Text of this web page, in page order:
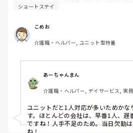
ショートステイ
こめお
介護職・ヘルパー, ユニット型特養
あーちゃんまん
介護職・ヘルパー, デイサービス, 実
ユニットだと1人対応が多いためか
す。ほとんどの会社は、早番1人、遅
ですね！人手不足のため。当日欠勤
ね！